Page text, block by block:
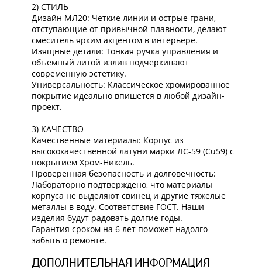
2) СТИЛЬ
Дизайн МЛ20: Четкие линии и острые грани,
отступающие от привычной плавности, делают
смеситель ярким акцентом в интерьере.
Изящные детали: Тонкая ручка управления и
объемный литой излив подчеркивают
современную эстетику.
Универсальность: Классическое хромированное
покрытие идеально впишется в любой дизайн-
проект.
3) КАЧЕСТВО
Качественные материалы: Корпус из
высококачественной латуни марки ЛС-59 (Cu59) с
покрытием Хром-Никель.
Проверенная безопасность и долговечность:
Лабораторно подтверждено, что материалы
корпуса не выделяют свинец и другие тяжелые
металлы в воду. Соответствие ГОСТ. Наши
изделия будут радовать долгие годы.
Гарантия сроком на 6 лет поможет надолго
забыть о ремонте.
ДОПОЛНИТЕЛЬНАЯ ИНФОРМАЦИЯ